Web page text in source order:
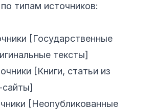
типам источников:
[Государственные
тексты]
[Книги, статьи из
[Неопубликованные